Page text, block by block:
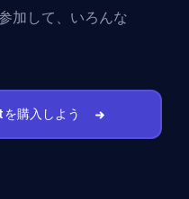
加して、いろんな
購入しよう